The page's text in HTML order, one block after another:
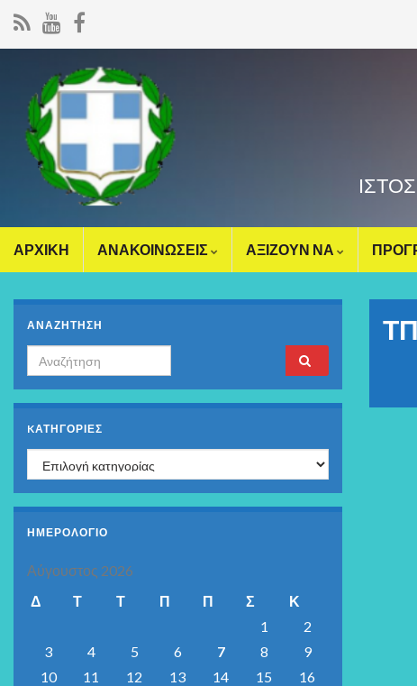
ΑΡΧΙΚΗ ΑΝΑΚΟΙΝΩΣΕΙΣ ΑΞΙΖΟΥΝ ΝΑ
ΑΝΑΖΗΤΗΣΗ
Search for:
KΑΤΗΓΟΡΊΕΣ
Kατηγορίες
ΗΜΕΡΟΛΟΓΙΟ
Αύγουστος 2026
Δ
Τ Τ Π Π Σ
Κ
1
2
3
4 5 6 7 8
9
10
11 12 13 14 15
16